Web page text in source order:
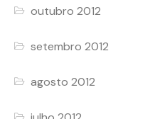
outubro 2012
setembro 2012
agosto 2012